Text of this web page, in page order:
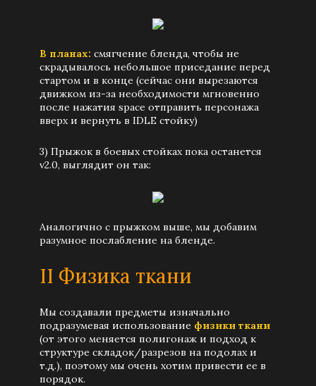
В планах: смягчение бленда, чтобы не
скрадывалось небольшое приседание перед
стартом и в конце (сейчас они вырезаются
движком из-за необходимости мгновенно
после нажатия space отправить персонажа
вверх и вернуть в IDLE стойку)
3) Прыжок в боевых стойках пока останется
v2.0, выглядит он так:
Аналогично с прыжком выше, мы добавим
разумное послабление на бленде.
II Физика ткани
Мы создавали предметы изначально
подразумевая использование физики ткани
(от этого меняется полигонаж и подход к
структуре складок/разрезов на подолах и
т.д.), поэтому мы очень хотим привести ее в
порядок.